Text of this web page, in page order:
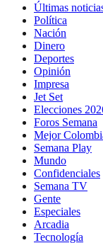
Últimas
Política
Nación
Dinero
Deportes
Opinión
Impresa
Jet Set
Elecciones
Foros Semana
Mejor
Semana Play
Mundo
Confidenciales
Semana TV
Gente
Especiales
Arcadia
Tecnología